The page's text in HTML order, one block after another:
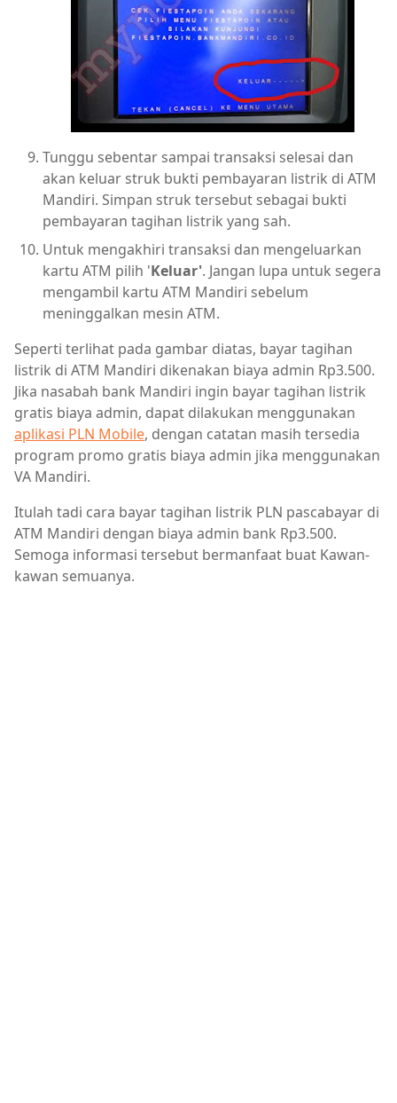
Tunggu sebentar sampai transaksi selesai dan
akan keluar struk bukti pembayaran listrik di ATM
Mandiri. Simpan struk tersebut sebagai bukti
pembayaran tagihan listrik yang sah.
Untuk mengakhiri transaksi dan mengeluarkan
kartu ATM pilih 'Keluar'. Jangan lupa untuk segera
mengambil kartu ATM Mandiri sebelum
meninggalkan mesin ATM.
Seperti terlihat pada gambar diatas, bayar tagihan
listrik di ATM Mandiri dikenakan biaya admin Rp3.500.
Jika nasabah bank Mandiri ingin bayar tagihan listrik
gratis biaya admin, dapat dilakukan menggunakan
aplikasi PLN Mobile, dengan catatan masih tersedia
program promo gratis biaya admin jika menggunakan
VA Mandiri.
Itulah tadi cara bayar tagihan listrik PLN pascabayar di
ATM Mandiri dengan biaya admin bank Rp3.500.
Semoga informasi tersebut bermanfaat buat Kawan-
kawan semuanya.